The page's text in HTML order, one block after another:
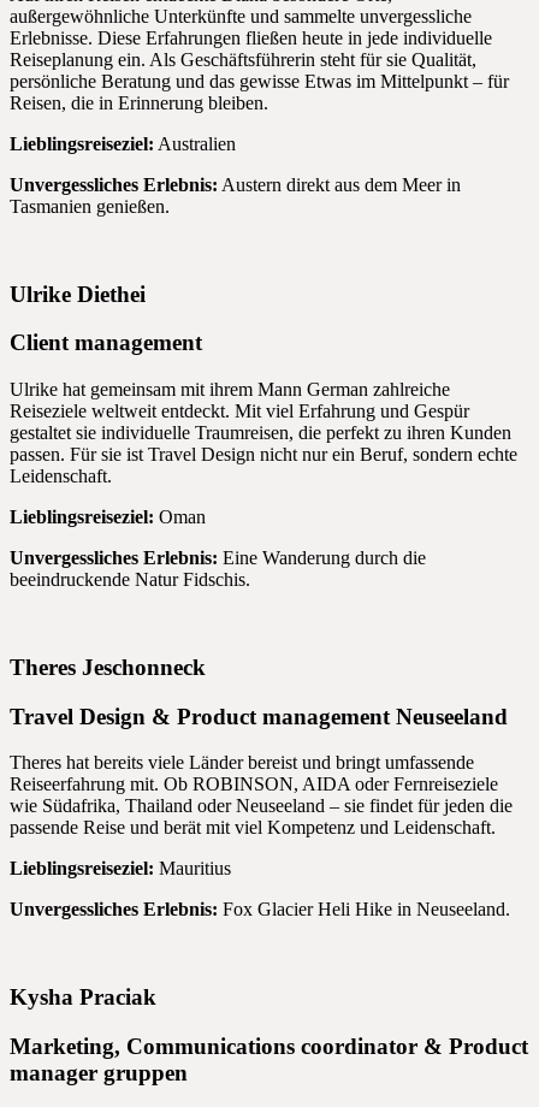
außergewöhnliche Unterkünfte und sammelte unvergessliche
Erlebnisse. Diese Erfahrungen fließen heute in jede individuelle
Reiseplanung ein. Als Geschäftsführerin steht für sie Qualität,
persönliche Beratung und das gewisse Etwas im Mittelpunkt – für
Reisen, die in Erinnerung bleiben.
Lieblingsreiseziel: Australien
Unvergessliches Erlebnis: Austern direkt aus dem Meer in
Tasmanien genießen.
Ulrike Diethei
Client management
Ulrike hat gemeinsam mit ihrem Mann German zahlreiche
Reiseziele weltweit entdeckt. Mit viel Erfahrung und Gespür
gestaltet sie individuelle Traumreisen, die perfekt zu ihren Kunden
passen. Für sie ist Travel Design nicht nur ein Beruf, sondern echte
Leidenschaft.
Lieblingsreiseziel: Oman
Unvergessliches Erlebnis: Eine Wanderung durch die
beeindruckende Natur Fidschis.
Theres Jeschonneck
Travel Design & Product management Neuseeland
Theres hat bereits viele Länder bereist und bringt umfassende
Reiseerfahrung mit. Ob ROBINSON, AIDA oder Fernreiseziele
wie Südafrika, Thailand oder Neuseeland – sie findet für jeden die
passende Reise und berät mit viel Kompetenz und Leidenschaft.
Lieblingsreiseziel: Mauritius
Unvergessliches Erlebnis: Fox Glacier Heli Hike in Neuseeland.
Kysha Praciak
Marketing, Communications coordinator & Product
manager gruppen